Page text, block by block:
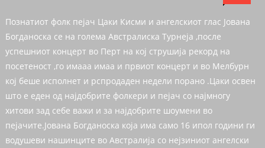
Познатиот фолк пејач Цаки Кисми и ангелскиот глас Јована
Богданоска се на голема Австралиска Турнеја ,после
успешниот концерт во Перт на кој струшија рекорд на
посетеност ,го имааа имаа и првиот концерт и во Мелбурн
кој беше исполнет и рспродаден недели порано .Цаки освен
што е еден од најдобрите фолкери и пејач со најмногу
хитови зад себе важи и за најдобрите шоумени во
пејачите.Јована Богданоска која има само 16 ипол години ги
водушеви нашинците во Австралија со нејзиниот ангелски